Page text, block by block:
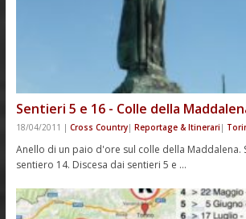
Sentieri 5 e 16 - Colle della
18/04/2011 | Cross Country| Reportage & Itinerari |
Anello di un paio d'ore sul colle della Maddalena.
sentiero 14. Discesa dai sentieri 5 e …